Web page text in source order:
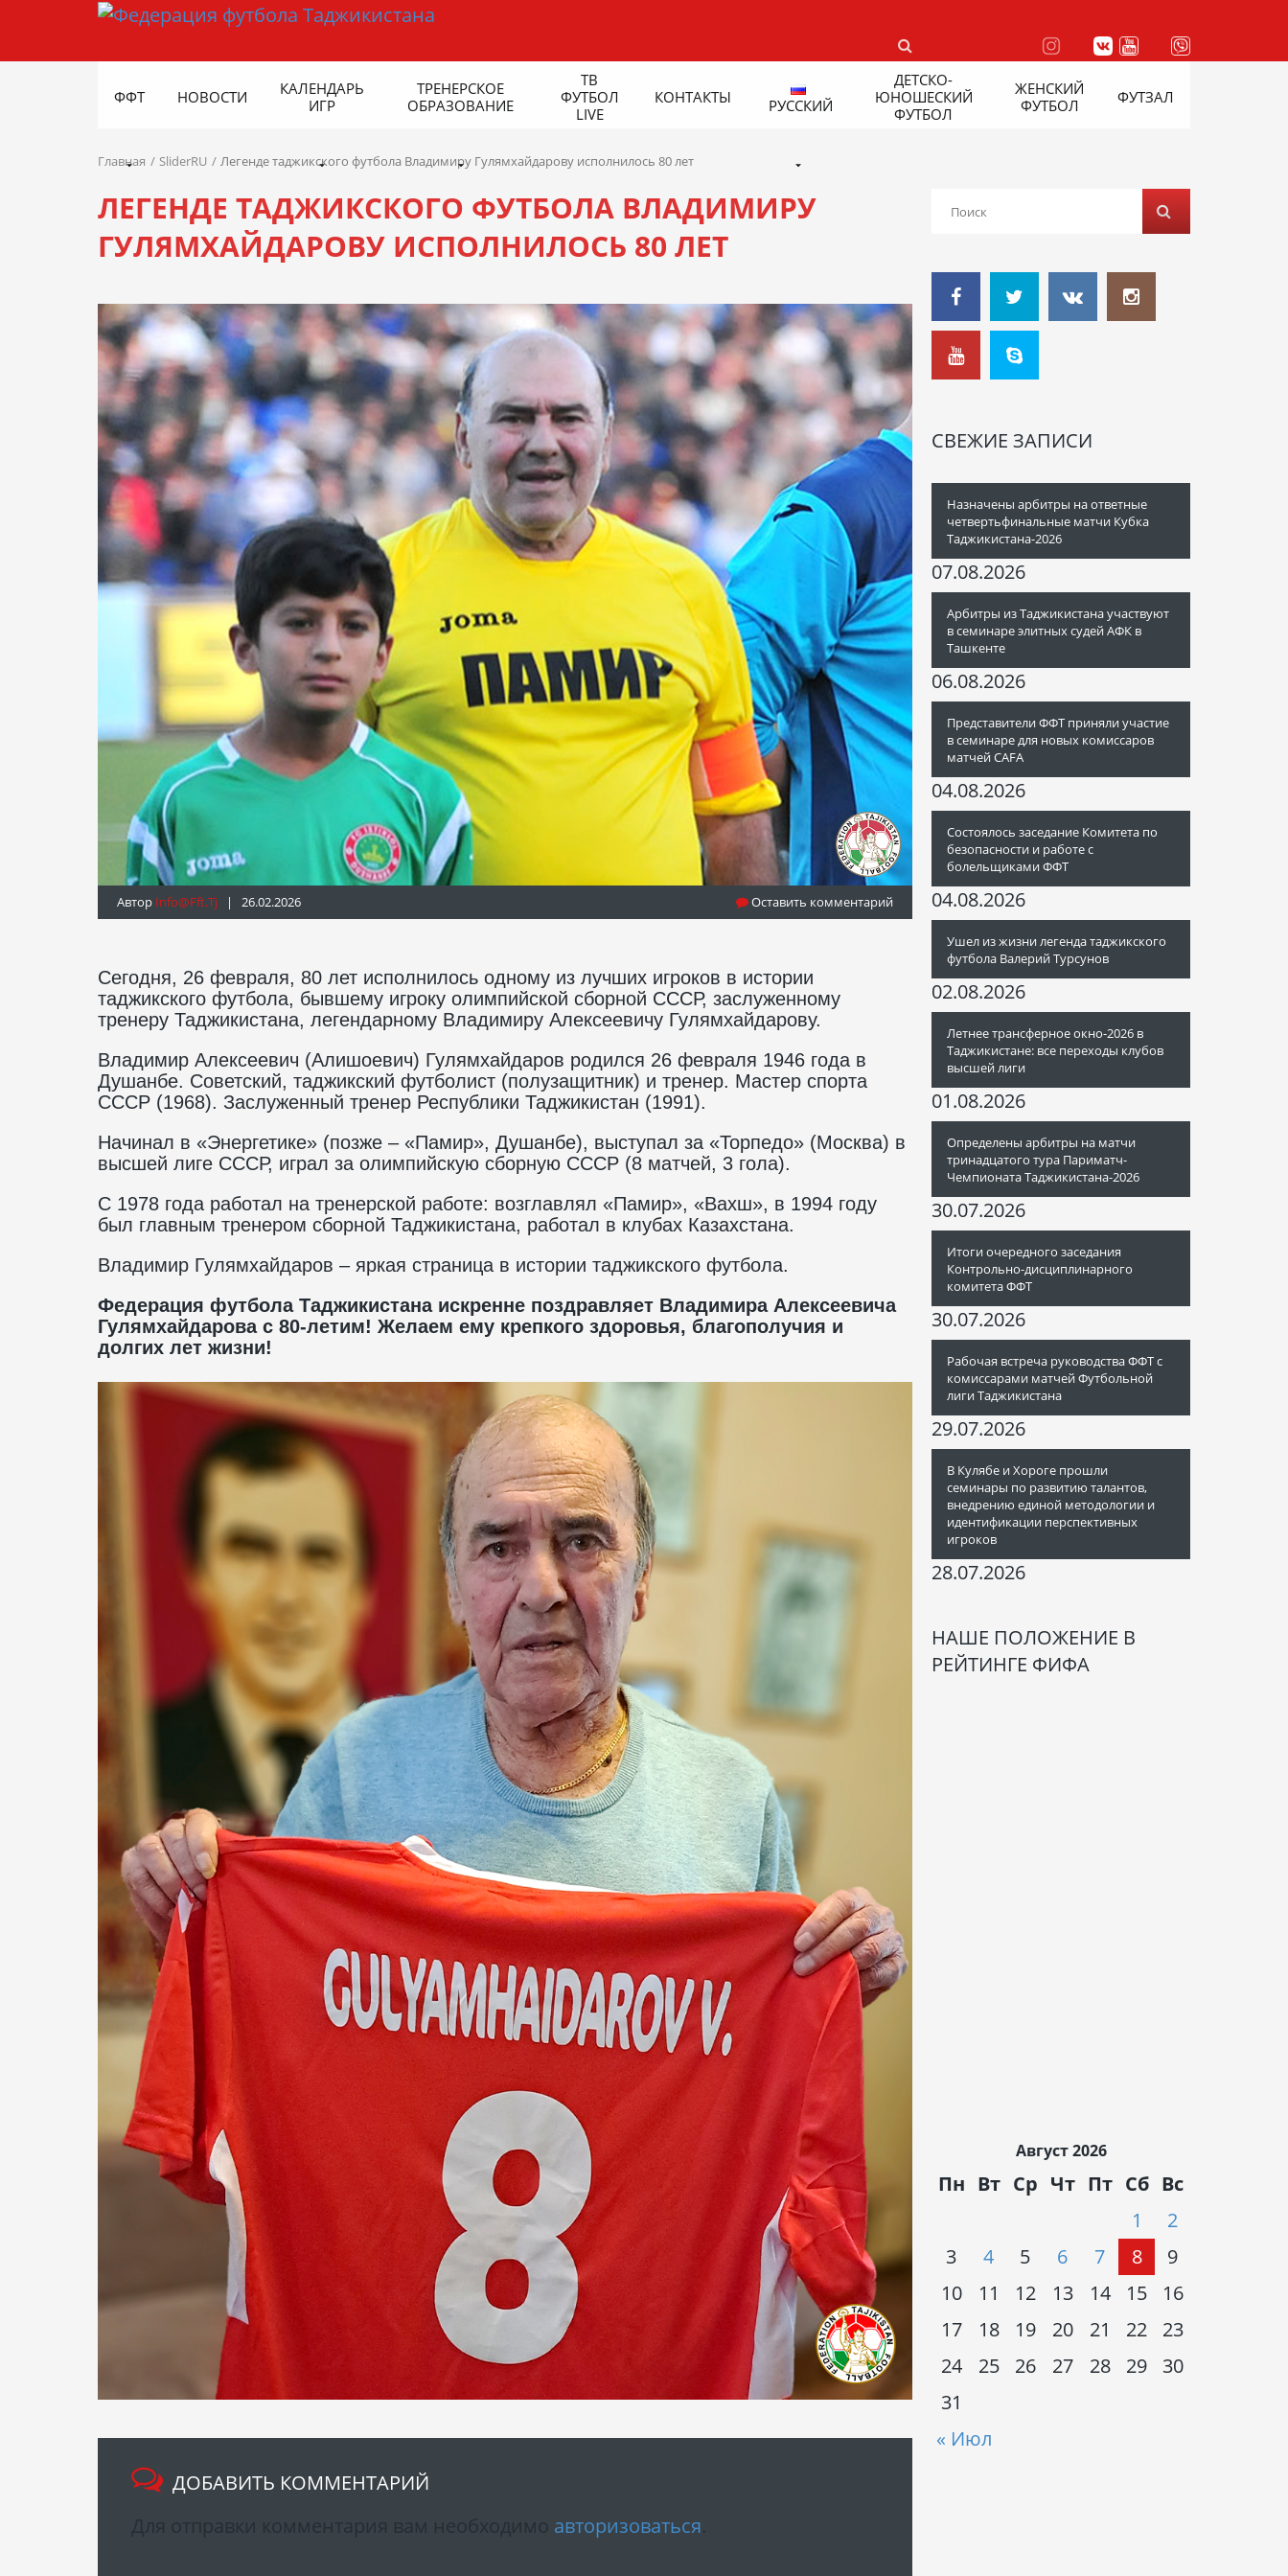
ФФТ НОВОСТИ
КАЛЕНДАРЬ
ИГР
ТРЕНЕРСКОЕ
ОБРАЗОВАНИЕ
ТВ
ФУТБОЛ
LIVE
КОНТАКТЫ РУССКИЙ
ДЕТСКО-
ЮНОШЕСКИЙ
ФУТБОЛ
ЖЕНСКИЙ
ФУТБОЛ
ФУТЗАЛ
Главная SliderRU Легенде таджикского футбола Владимиру Гулямхайдарову исполнилось 80 лет
ЛЕГЕНДЕ ТАДЖИКСКОГО ФУТБОЛА ВЛАДИМИРУ
ГУЛЯМХАЙДАРОВУ ИСПОЛНИЛОСЬ 80 ЛЕТ
Автор Info@fft.tj | 26.02.2026 Оставить комментарий
Сегодня, 26 февраля, 80 лет исполнилось одному из лучших игроков в истории
таджикского футбола, бывшему игроку олимпийской сборной СССР, заслуженному
тренеру Таджикистана, легендарному Владимиру Алексеевичу Гулямхайдарову.
Владимир Алексеевич (Алишоевич) Гулямхайдаров родился 26 февраля 1946 года в
Душанбе. Советский, таджикский футболист (полузащитник) и тренер. Мастер спорта
СССР (1968). Заслуженный тренер Республики Таджикистан (1991).
Начинал в «Энергетике» (позже – «Памир», Душанбе), выступал за «Торпедо» (Москва) в
высшей лиге СССР, играл за олимпийскую сборную СССР (8 матчей, 3 гола).
С 1978 года работал на тренерской работе: возглавлял «Памир», «Вахш», в 1994 году
был главным тренером сборной Таджикистана, работал в клубах Казахстана.
Владимир Гулямхайдаров – яркая страница в истории таджикского футбола.
Федерация футбола Таджикистана искренне поздравляет Владимира Алексеевича
Гулямхайдарова с 80-летим! Желаем ему крепкого здоровья, благополучия и
долгих лет жизни!
ДОБАВИТЬ КОММЕНТАРИЙ
авторизоваться
СВЕЖИЕ ЗАПИСИ
Назначены арбитры на ответные
четвертьфинальные матчи Кубка
Таджикистана-2026
07.08.2026
Арбитры из Таджикистана участвуют
в семинаре элитных судей АФК в
Ташкенте
06.08.2026
Представители ФФТ приняли участие
в семинаре для новых комиссаров
матчей CAFA
04.08.2026
Состоялось заседание Комитета по
безопасности и работе с
болельщиками ФФТ
04.08.2026
Ушел из жизни легенда таджикского
футбола Валерий Турсунов
02.08.2026
Летнее трансферное окно-2026 в
Таджикистане: все переходы клубов
высшей лиги
01.08.2026
Определены арбитры на матчи
тринадцатого тура Париматч-
Чемпионата Таджикистана-2026
30.07.2026
Итоги очередного заседания
Контрольно-дисциплинарного
комитета ФФТ
30.07.2026
Рабочая встреча руководства ФФТ с
комиссарами матчей Футбольной
лиги Таджикистана
29.07.2026
В Кулябе и Хороге прошли
семинары по развитию талантов,
внедрению единой методологии и
идентификации перспективных
игроков
28.07.2026
НАШЕ ПОЛОЖЕНИЕ В
РЕЙТИНГЕ ФИФА
Август 2026
Пн Вт Ср Чт Пт Сб Вс
« Июл
1
2
3
4 5 6 7 8
9
10
11 12 13 14 15
16
17
18 19 20 21 22
23
24
25 26 27 28 29
30
31